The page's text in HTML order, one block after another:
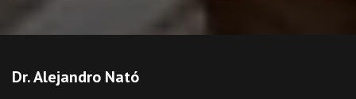
Dr. Alejandro Nató